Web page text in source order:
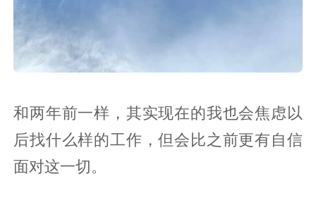
和两年前一样，其实现在的我也会焦虑以
后找什么样的工作，但会比之前更有自信
面对这一切。